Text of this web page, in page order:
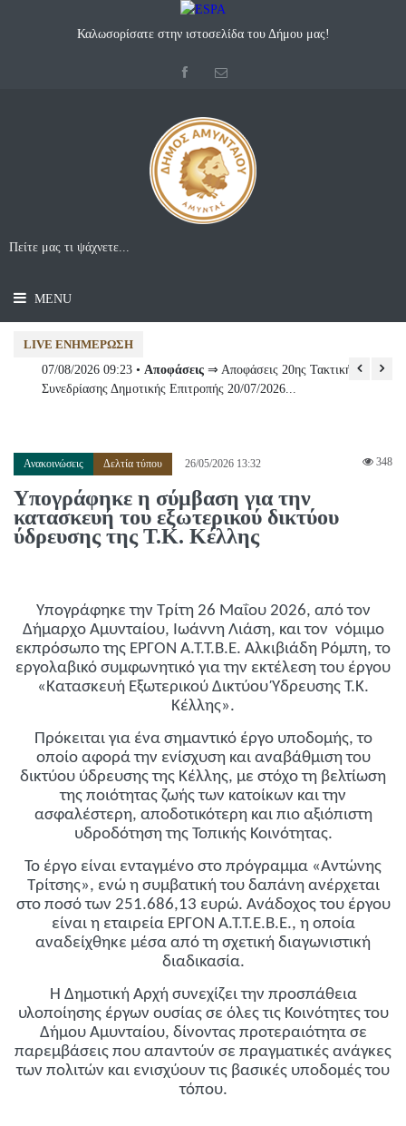
Καλωσορίσατε στην ιστοσελίδα του Δήμου μας!
MENU
LIVE ΕΝΗΜΈΡΩΣΗ
07/08/2026 09:23 •Αποφάσεις⇒ Αποφάσεις 20ης Τακτικής
Συνεδρίασης Δημοτικής Επιτροπής 20/07/2026...
Ανακοινώσεις Δελτία τύπου 26/05/2026 13:32 348
Υπογράφηκε η σύμβαση για την
κατασκευή του εξωτερικού δικτύου
ύδρευσης της Τ.Κ. Κέλλης
Υπογράφηκε την Τρίτη 26 Μαΐου 2026, από τον
Δήμαρχο Αμυνταίου, Ιωάννη Λιάση, και τον νόμιμο
εκπρόσωπο της ΕΡΓΟΝ Α.Τ.Τ.Β.Ε. Αλκιβιάδη Ρόμπη, το
εργολαβικό συμφωνητικό για την εκτέλεση του έργου
«Κατασκευή Εξωτερικού Δικτύου Ύδρευσης Τ.Κ.
Κέλλης».
Πρόκειται για ένα σημαντικό έργο υποδομής, το
οποίο αφορά την ενίσχυση και αναβάθμιση του
δικτύου ύδρευσης της Κέλλης, με στόχο τη βελτίωση
της ποιότητας ζωής των κατοίκων και την
ασφαλέστερη, αποδοτικότερη και πιο αξιόπιστη
υδροδότηση της Τοπικής Κοινότητας.
Το έργο είναι ενταγμένο στο πρόγραμμα «Αντώνης
Τρίτσης», ενώ η συμβατική του δαπάνη ανέρχεται
στο ποσό των 251.686,13 ευρώ. Ανάδοχος του έργου
είναι η εταιρεία ΕΡΓΟΝ Α.Τ.Τ.Ε.Β.Ε., η οποία
αναδείχθηκε μέσα από τη σχετική διαγωνιστική
διαδικασία.
Η Δημοτική Αρχή συνεχίζει την προσπάθεια
υλοποίησης έργων ουσίας σε όλες τις Κοινότητες του
Δήμου Αμυνταίου, δίνοντας προτεραιότητα σε
παρεμβάσεις που απαντούν σε πραγματικές ανάγκες
των πολιτών και ενισχύουν τις βασικές υποδομές του
τόπου.